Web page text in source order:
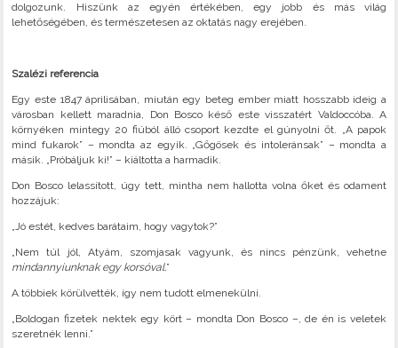
dolgozunk. Hiszünk az egyén értékében, egy jobb és más világ
lehetőségében, és természetesen az oktatás nagy erejében.
Szalézi referencia
Egy este 1847 áprilisában, miután egy beteg ember miatt hosszabb ideig a
városban kellett maradnia, Don Bosco késő este visszatért Valdoccóba. A
környéken mintegy 20 fiúból álló csoport kezdte el gúnyolni őt. „A papok
mind fukarok” – mondta az egyik. „Gőgösek és intoleránsak” – mondta a
másik. „Próbáljuk ki!” – kiáltotta a harmadik.
Don Bosco lelassított, úgy tett, mintha nem hallotta volna őket és odament
hozzájuk:
„Jó estét, kedves barátaim, hogy vagytok?”
„Nem túl jól, Atyám, szomjasak vagyunk, és nincs pénzünk, vehetne
mindannyiunknak egy korsóval.”
A többiek körülvették, így nem tudott elmenekülni.
„Boldogan fizetek nektek egy kört – mondta Don Bosco –, de én is veletek
szeretnék lenni.”